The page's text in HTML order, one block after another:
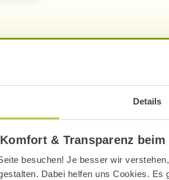
Details
& Transparenz beim
besuchen! Je besser wir
Dabei helfen uns Cookies.
17,20g